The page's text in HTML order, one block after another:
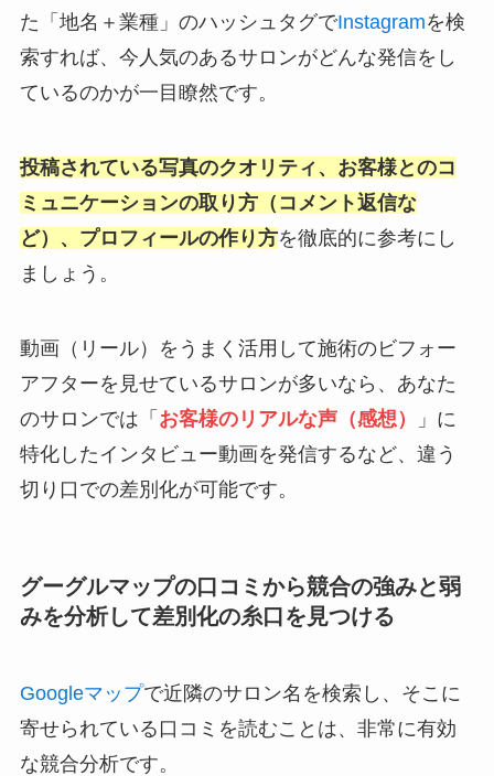
た「地名＋業種」のハッシュタグでInstagramを検
索すれば、今人気のあるサロンがどんな発信をし
ているのかが一目瞭然です。
投稿されている写真のクオリティ、お客様とのコ
ミュニケーションの取り方（コメント返信な
ど）、プロフィールの作り方を徹底的に参考にし
ましょう。
動画（リール）をうまく活用して施術のビフォー
アフターを見せているサロンが多いなら、あなた
のサロンでは「 お客様のリアルな声（感想）
」に
特化したインタビュー動画を発信するなど、違う
切り口での差別化が可能です。
グーグルマップの口コミから競合の強みと弱
みを分析して差別化の糸口を見つける
Googleマップで近隣のサロン名を検索し、そこに
寄せられている口コミを読むことは、非常に有効
な競合分析です。